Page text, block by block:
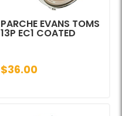
PARCHE EVANS TOMS
13P EC1 COATED
$36.00